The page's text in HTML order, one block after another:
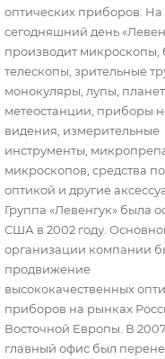
оптических приборов. На
сегодняшний день
производит микроскопы,
телескопы, зрительные
монокуляры, лупы,
метеостанции, приборы
видения, измерительные
инструменты,
микроскопов, средства по
оптикой и другие
Группа «Левенгук» была
США в 2002 году.
организации компании
продвижение
высококачественных
приборов на рынках
Восточной Европы. В
главный офис был